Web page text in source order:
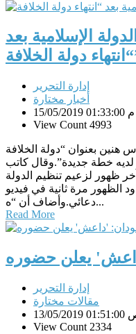
الإسلامية بعد
إدارة التحرير
أخبار مختارة
15/05/2019 01:33:00 م
View Count 4993
هنين بعنوان “دولة الخلافة
لديه خطة جديدة”.وقال كاتب
ظهور لزعيم تنظيم الدولة
الظهور مرة ثانية في فيديو
دعائي.وأضاف أن “ه...
Read More
يعلن حضوره
إدارة التحرير
مقالات مختارة
ص
View Count 2334